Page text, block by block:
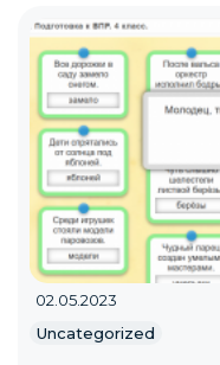
02.05.2023
Uncategorized